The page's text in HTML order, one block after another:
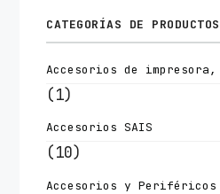
CATEGORÍAS DE PRODUCTOS
Accesorios de
(1)
Accesorios SAIS
(10)
Accesorios y Periféricos